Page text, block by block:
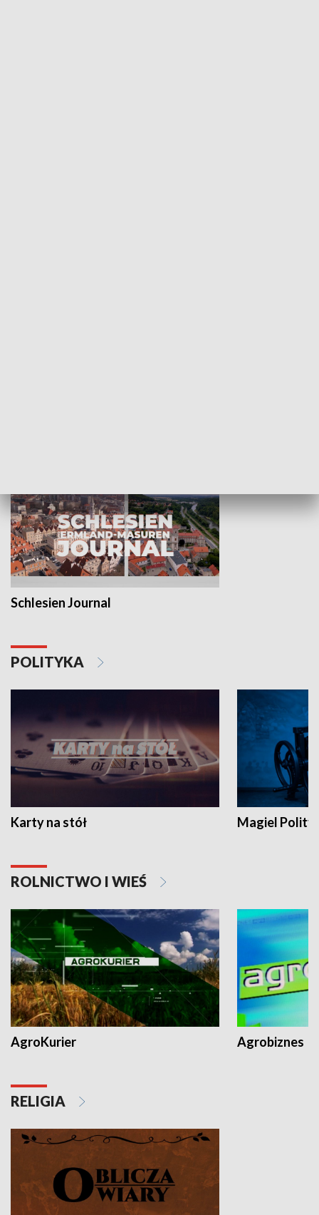
Schlesien Journal
POLITYKA
Karty na stół Magiel
ROLNICTWO I WIEŚ
AgroKurier Agrobiznes
RELIGIA